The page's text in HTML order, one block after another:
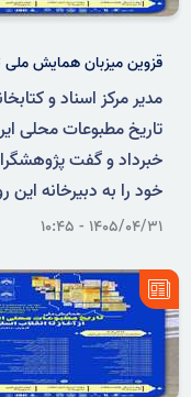
قزوین میزبان همایش
مدیر مرکز اسناد و
تاریخ مطبوعات محلی
خود را به دبیرخانه این
۱۴۰۵/۰۴/۳۱ - ۱۰:۴۵